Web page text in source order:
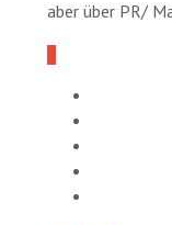
aber über PR/